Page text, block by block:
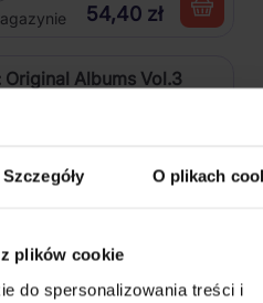
Szczegóły O plikach
plików cookie
do spersonalizowania treści i
54,40 zł
Original Albums Vol.3
82,60 zł
Vteřiny, měsíce a